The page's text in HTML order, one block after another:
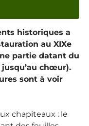
historiques a
au XIXe
partie datant du
chœur).
sont à voir
chapiteaux : le